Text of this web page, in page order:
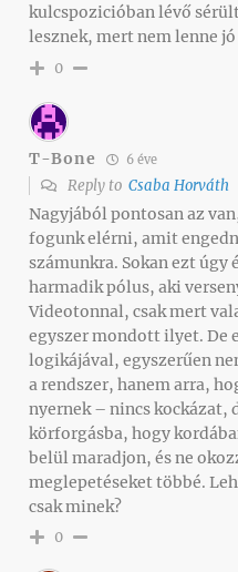
kulcspozicióban lévő
lesznek, mert nem lenne
0
T-Bone 6 éve
Reply to Csaba Horváth
Nagyjából pontosan az
fogunk elérni, amit
számunkra. Sokan ezt
harmadik pólus, aki
Videotonnal, csak mert
egyszer mondott ilyet. De
logikájával, egyszerűen
a rendszer, hanem arra,
nyernek – nincs kockázat,
körforgásba, hogy
belül maradjon, és ne
meglepetéseket többé.
csak minek?
0